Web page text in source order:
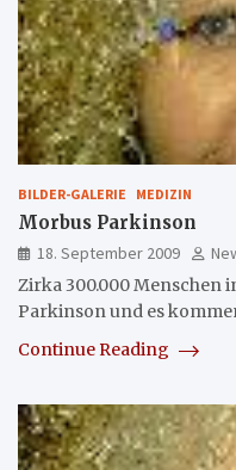
BILDER-GALERIE MEDIZIN
Morbus Parkinson
18. September 2009
Zirka 300.000 Menschen
Parkinson und es
Continue Reading